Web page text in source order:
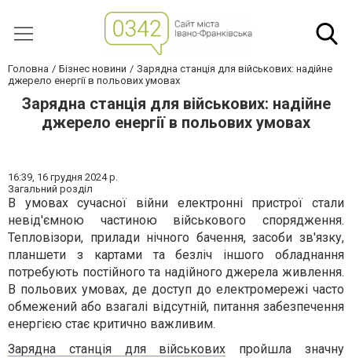
Головна Бізнес новини
Зарядна станція для військових: надійне
джерело енергії в польових умовах
Зарядна станція для військових: надійне
джерело енергії в польових умовах
16:39, 16 грудня 2024 р.
Загальний розділ
В умовах сучасної війни електронні пристрої стали
невід'ємною частиною військового спорядження.
Тепловізори, прилади нічного бачення, засоби зв'язку,
планшети з картами та безліч іншого обладнання
потребують постійного та надійного джерела живлення.
В польових умовах, де доступ до електромережі часто
обмежений або взагалі відсутній, питання забезпечення
енергією стає критично важливим.
Зарядна станція для військових пройшла значну